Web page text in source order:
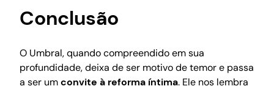
Conclusão
O Umbral, quando compreendido em sua
profundidade, deixa de ser motivo de temor e passa
a ser umconvite à reforma íntima. Ele nos lembra